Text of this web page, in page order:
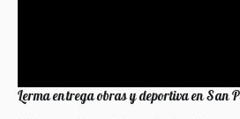
Lerma entrega obras y deportiva en San